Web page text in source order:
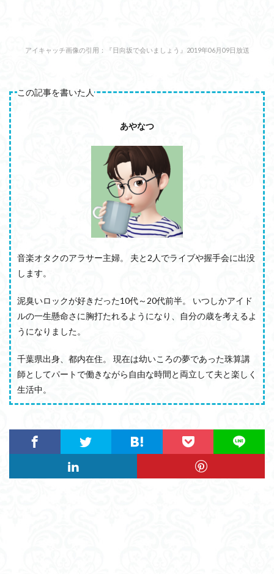
アイキャッチ画像の引用： 『日向坂で会いましょう』2019年06月09日放送
この記事を書いた人
あやなつ
音楽オタクのアラサー主婦。 夫と2人でライブや握手会に出没
します。
泥臭いロックが好きだった10代～20代前半。 いつしかアイド
ルの一生懸命さに胸打たれるようになり、自分の歳を考えるよ
うになりました。
千葉県出身、都内在住。 現在は幼いころの夢であった珠算講
師としてパートで働きながら自由な時間と両立して夫と楽しく
生活中。